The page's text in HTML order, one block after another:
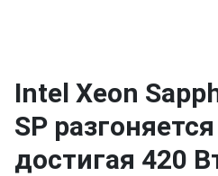
Intel Xeon
SP
достигая 420